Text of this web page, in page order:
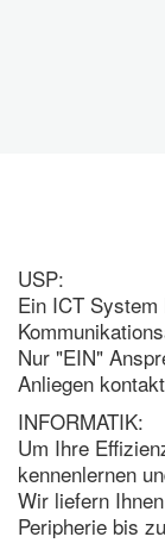
USP:
Ein ICT System
Nur "EIN"
Anliegen
INFORMATIK:
Um Ihre
kennenlernen
Wir liefern
Peripherie bis